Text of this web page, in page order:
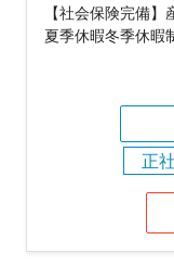
【社会保険完備
夏季休暇冬季休暇
正